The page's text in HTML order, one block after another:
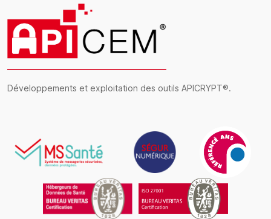
Développements et exploitation des outils APICRYPT®.